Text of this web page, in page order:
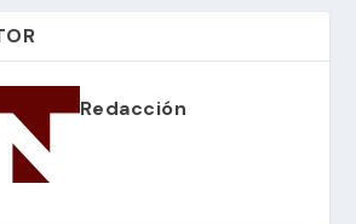
Redacción